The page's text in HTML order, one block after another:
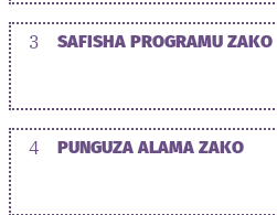
3 SAFISHA PROGRAMU ZAKO
4 PUNGUZA ALAMA ZAKO